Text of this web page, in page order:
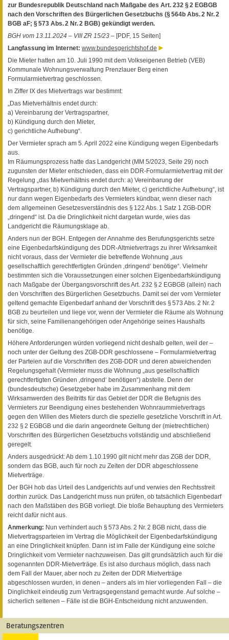
zur Bundesrepublik Deutschland nach Maßgabe des Art. 232 § 2 EGBGB
nach den Vorschriften des Bürgerlichen Gesetzbuchs (§ 564b Abs. 2 Nr. 2
BGB aF; § 573 Abs. 2 Nr. 2 BGB) gekündigt werden.
BGH vom 13.11.2024 – VIII ZR 15/23 – [PDF, 15 Seiten]
Langfassung im Internet: www.bundesgerichtshof.de
Die Mieter hatten am 10. Juli 1990 mit dem Volkseigenen Betrieb (VEB)
Kommunale Wohnungsverwaltung Prenzlauer Berg einen
Formularmietvertrag geschlossen.
In Ziffer IX des Mietvertrags war bestimmt:
„Das Mietverhältnis endet durch:
a) Vereinbarung der Vertragspartner,
b) Kündigung durch den Mieter,
c) gerichtliche Aufhebung“.
Der Vermieter sprach am 5. April 2022 eine Kündigung wegen Eigenbedarfs
aus.
Im Räumungsprozess hatte das Landgericht (MM 5/2023, Seite 29) noch
zugunsten der Mieter entschieden, dass ein DDR-Formularmietvertrag mit der
Regelung „das Mietverhältnis endet durch: a) Vereinbarung der
Vertragspartner, b) Kündigung durch den Mieter, c) gerichtliche Aufhebung“, ist
nur dann wegen Eigenbedarfs des Vermieters kündbar, wenn dieser nach
dem allgemeinen Gesetzesverständnis des § 122 Abs. 1 Satz 1 ZGB-DDR
„dringend“ ist. Da die Dringlichkeit nicht dargetan wurde, wies das
Landgericht die Räumungsklage ab.
Anders nun der BGH. Entgegen der Annahme des Berufungsgerichts setze
eine Eigenbedarfskündigung des DDR-Altmietvertrags zu ihrer Wirksamkeit
nicht voraus, dass der Vermieter die betreffende Wohnung „aus
gesellschaftlich gerechtfertigten Gründen ‚dringend‘ benötige“. Vielmehr
bestimmten sich die Voraussetzungen einer solchen Eigenbedarfskündigung
nach Maßgabe der Übergangsvorschrift des Art. 232 § 2 EGBGB (allein) nach
den Vorschriften des Bürgerlichen Gesetzbuchs. Damit sei der vom Vermieter
geltend gemachte Eigenbedarf anhand der Vorschrift des § 573 Abs. 2 Nr. 2
BGB zu beurteilen und liege vor, wenn der Vermieter die Räume als Wohnung
für sich, seine Familienangehörigen oder Angehörige seines Haushalts
benötige.
Höhere Anforderungen würden vorliegend nicht deshalb gelten, weil der –
noch unter der Geltung des ZGB-DDR geschlossene – Formularmietvertrag
der Parteien auf die Vorschriften des ZGB-DDR und deren abweichenden
Regelungsgehalt (Vermieter muss die Wohnung „aus gesellschaftlich
gerechtfertigten Gründen ‚dringend‘ benötigen“) abstelle. Denn der
(bundesdeutsche) Gesetzgeber habe im Zusammenhang mit dem
Wirksamwerden des Beitritts für das Gebiet der DDR die Befugnis des
Vermieters zur Beendigung eines bestehenden Wohnraummietvertrags
gegen den Willen des Mieters durch die spezielle gesetzliche Vorschrift in Art.
232 § 2 EGBGB und die darin angeordnete Geltung der (mietrechtlichen)
Vorschriften des Bürgerlichen Gesetzbuchs vollständig und abschließend
geregelt.
Anders ausgedrückt: Ab dem 1.10.1990 gilt nicht mehr das ZGB der DDR,
sondern das BGB, auch für noch zu Zeiten der DDR abgeschlossene
Mietverträge.
Der BGH hob das Urteil des Landgerichts auf und verwies den Rechtsstreit
dorthin zurück. Das Landgericht muss nun prüfen, ob tatsächlich Eigenbedarf
nach den Maßstäben des BGB vorliegt. Die bloße Behauptung des Vermieters
reicht dafür nicht aus.
Anmerkung: Nun verhindert auch § 573 Abs. 2 Nr. 2 BGB nicht, dass die
Mietvertragsparteien im Vertrag die Möglichkeit der Eigenbedarfskündigung
an eine Dringlichkeit knüpfen. Dann ist im Falle der Kündigung eine solche
Dringlichkeit vom Vermieter nachzuweisen. Das gilt grundsätzlich auch für die
sogenannten DDR-Mietverträge. Es ist also durchaus möglich, dass nach
dem Fall der Mauer, aber noch zu Zeiten der DDR Mietverträge
abgeschlossen wurden, in denen – anders als im hier vorliegenden Fall – die
Dinglichkeit eindeutig zum Vertragsgegenstand gemacht wurde. Auf solche –
sicherlich seltenen – Fälle ist die BGH-Entscheidung nicht anzuwenden.
Beratungszentren